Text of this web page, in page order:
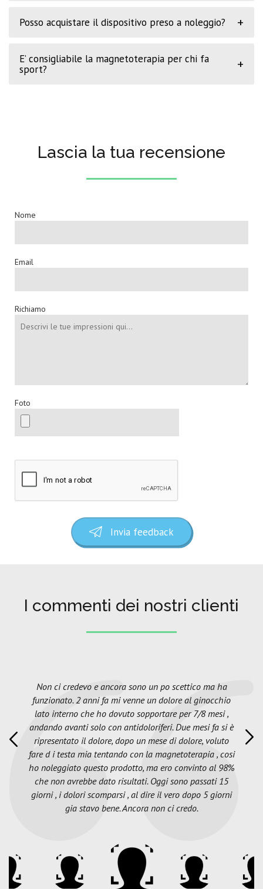
Posso acquistare il dispositivo preso a noleggio? +
E’ consigliabile la magnetoterapia per chi fa
sport?
+
Lascia la tua recensione
Nome
Email
Richiamo
Foto
Invia feedback
I commenti dei nostri clienti
Non ci credevo e ancora sono un po scettico ma ha
funzionato. 2 anni fa mi venne un dolore al ginocchio
lato interno che ho dovuto sopportare per 7/8 mesi ,
andando avanti solo con antidoloriferi. Due mesi fa si è
ripresentato il dolore, dopo un mese di dolore, voluto
fare d i testa mia tentando con la magnetoterapia , cosi
ho noleggiato questo prodotto, ma ero convinto al 98%
che non avrebbe dato risultati. Oggi sono passati 15
giorni , i dolori scomparsi , al dire il vero dopo 5 giorni
gia stavo bene. Ancora non ci credo.